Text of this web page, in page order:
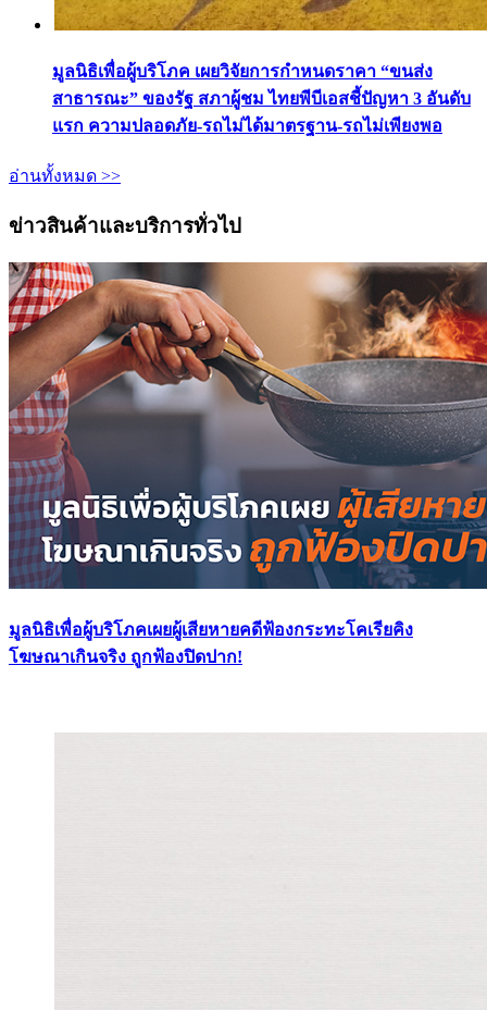
มูลนิธิเพื่อผู้บริโภค เผยวิจัยการกำหนดราคา “ขนส่ง
สาธารณะ” ของรัฐ สภาผู้ชม ไทยพีบีเอสชี้ปัญหา 3 อันดับ
แรก ความปลอดภัย-รถไม่ได้มาตรฐาน-รถไม่เพียงพอ
อ่านทั้งหมด >>
ข่าวสินค้าและบริการทั่วไป
มูลนิธิเพื่อผู้บริโภคเผยผู้เสียหายคดีฟ้องกระทะโคเรียคิง
โฆษณาเกินจริง ถูกฟ้องปิดปาก!